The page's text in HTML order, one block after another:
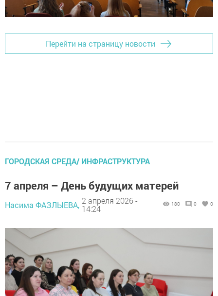
Перейти на страницу новости
ГОРОДСКАЯ СРЕДА/ ИНФРАСТРУКТУРА
7 апреля – День будущих матерей
Насима ФАЗЛЫЕВА, 2 апреля 2026 -
14:24
180 0 0